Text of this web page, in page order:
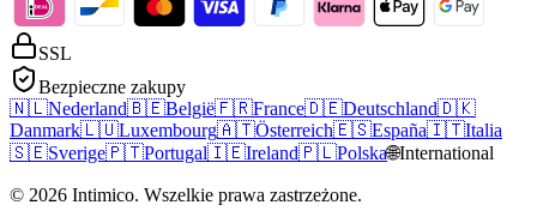
SSL
Bezpieczne zakupy
🇳🇱Nederland🇧🇪België🇫🇷France🇩🇪Deutschland🇩🇰
Danmark🇱🇺Luxembourg🇦🇹Österreich🇪🇸España🇮🇹Italia
🇸🇪Sverige🇵🇹Portugal🇮🇪Ireland🇵🇱Polska🌐International
© 2026 Intimico. Wszelkie prawa zastrzeżone.